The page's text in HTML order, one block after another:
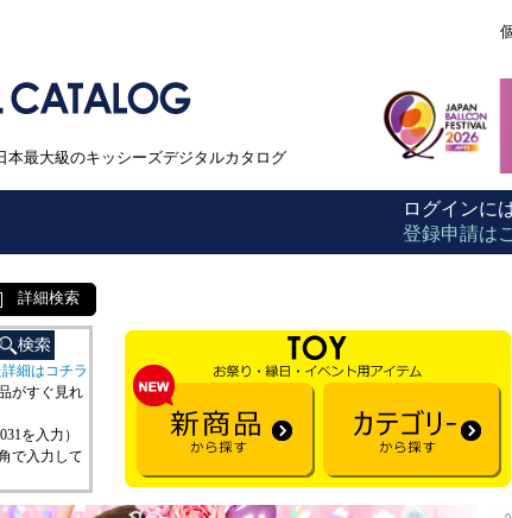
本最大級のキッシーズデジタルカタログ
ログインに
登録申請は
詳細検索
細はコチラ
がすぐ見れ
を入力）
で入力して